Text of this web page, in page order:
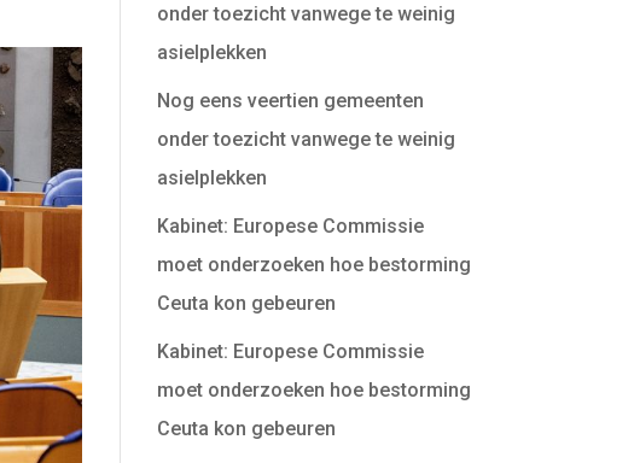
onder toezicht vanwege te weinig
asielplekken
Nog eens veertien gemeenten
onder toezicht vanwege te weinig
asielplekken
Kabinet: Europese Commissie
moet onderzoeken hoe bestorming
Ceuta kon gebeuren
Kabinet: Europese Commissie
moet onderzoeken hoe bestorming
Ceuta kon gebeuren